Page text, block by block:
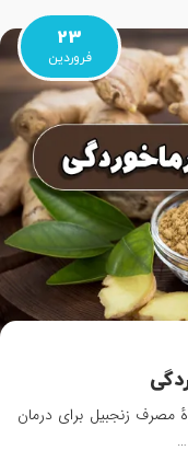
23
فروردین
مصرف زنجبیل برای درمان